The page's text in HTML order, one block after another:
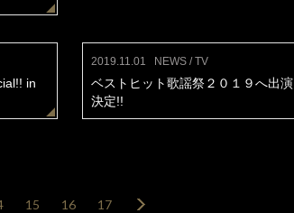
in
2019.11.01 NEWS / TV
ベストヒット歌謡祭２０１９へ出演
決定!!
15 16 17